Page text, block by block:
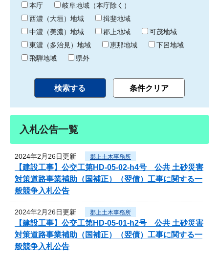
わ
り
本庁
岐阜地域（本庁除く）
西濃（大垣）地域
揖斐地域
中濃（美濃）地域
郡上地域
可茂地域
東濃（多治見）地域
恵那地域
下呂地域
飛騨地域
県外
入札公告一覧
2024年2月26日更新 郡上土木事務所
【建設工事】公交工第HD-05-02-h4号 公共 土砂災害
対策道路事業補助（国補正）（翌債）工事に関する一
般競争入札公告
2024年2月26日更新 郡上土木事務所
【建設工事】公交工第HD-05-01-h2号 公共 土砂災害
対策道路事業補助（国補正）（翌債）工事に関する一
般競争入札公告